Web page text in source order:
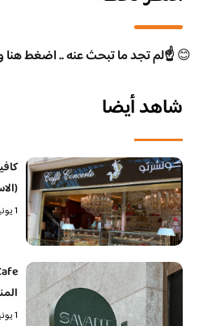
😊☝️لم تجد ما تبحث عنه .. اضغط هنا
شاهد أيضا
1 يونيو، 2022
1 يونيو، 2022